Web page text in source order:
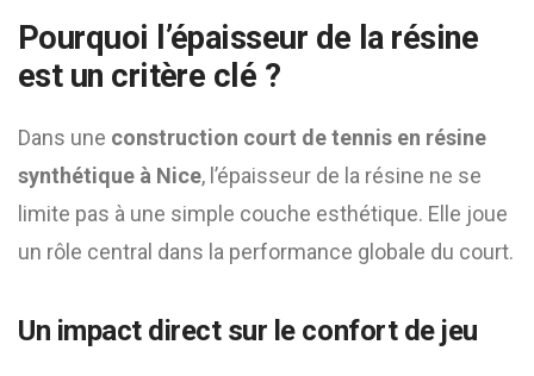
Pourquoi l’épaisseur de la résine
est un critère clé ?
Dans une construction court de tennis en résine
synthétique à Nice, l’épaisseur de la résine ne se
limite pas à une simple couche esthétique. Elle joue
un rôle central dans la performance globale du court.
Un impact direct sur le confort de jeu